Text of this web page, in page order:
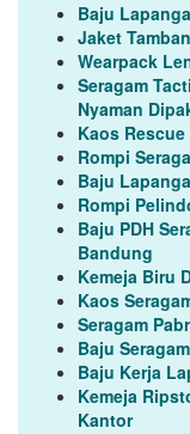
Baju
Jaket
Wearpack
Seragam
Nyaman
Kaos Rescue
Rompi
Baju
Rompi
Baju PDH
Bandung
Kemeja Biru
Kaos
Seragam
Baju
Baju Kerja
Kemeja
Kantor